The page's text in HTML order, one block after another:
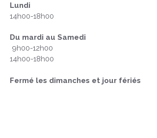
Lundi
14h00-18h00
Du mardi au Samedi
9h00-12h00
14h00-18h00
Fermé les dimanches et jour fériés